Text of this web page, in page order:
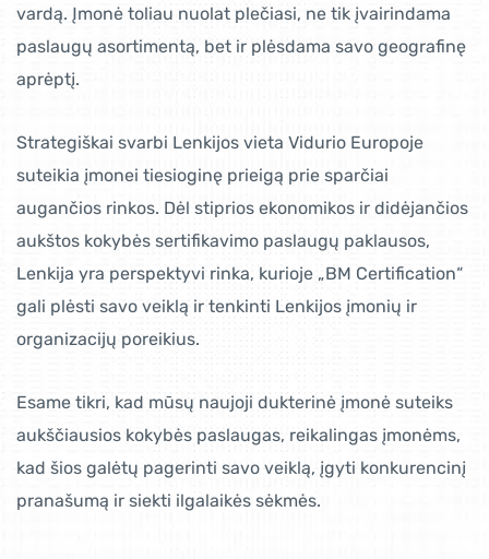
vardą. Įmonė toliau nuolat plečiasi, ne tik įvairindama
paslaugų asortimentą, bet ir plėsdama savo geografinę
aprėptį.
Strategiškai svarbi Lenkijos vieta Vidurio Europoje
suteikia įmonei tiesioginę prieigą prie sparčiai
augančios rinkos. Dėl stiprios ekonomikos ir didėjančios
aukštos kokybės sertifikavimo paslaugų paklausos,
Lenkija yra perspektyvi rinka, kurioje „BM Certification“
gali plėsti savo veiklą ir tenkinti Lenkijos įmonių ir
organizacijų poreikius.
Esame tikri, kad mūsų naujoji dukterinė įmonė suteiks
aukščiausios kokybės paslaugas, reikalingas įmonėms,
kad šios galėtų pagerinti savo veiklą, įgyti konkurencinį
pranašumą ir siekti ilgalaikės sėkmės.